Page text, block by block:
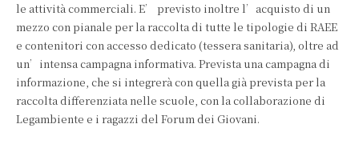
le attività commerciali. E’ previsto inoltre l’acquisto di un
mezzo con pianale per la raccolta di tutte le tipologie di RAEE
e contenitori con accesso dedicato (tessera sanitaria), oltre ad
un’intensa campagna informativa. Prevista una campagna di
informazione, che si integrerà con quella già prevista per la
raccolta differenziata nelle scuole, con la collaborazione di
Legambiente e i ragazzi del Forum dei Giovani.